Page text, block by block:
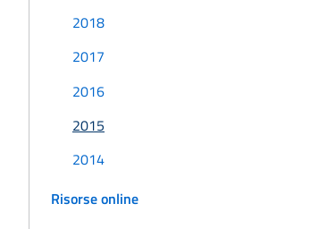
2018
2017
2016
2015
2014
Risorse online